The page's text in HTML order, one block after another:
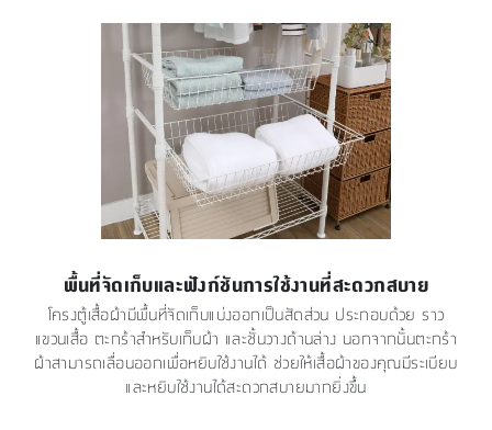
พื้นที่จัดเก็บและฟังก์ชันการใช้งานที่สะดวกสบาย
โครงตู้เสื้อผ้ามีพื้นที่จัดเก็บแบ่งออกเป็นสัดส่วน ประกอบด้วย ราว
แขวนเสื้อ ตะกร้าสำหรับเก็บผ้า และชั้นวางด้านล่าง นอกจากนั้นตะกร้า
ผ้าสามารถเลื่อนออกเพื่อหยิบใช้งานได้ ช่วยให้เสื้อผ้าของคุณมีระเบียบ
และหยิบใช้งานได้สะดวกสบายมากยิ่งขึ้น